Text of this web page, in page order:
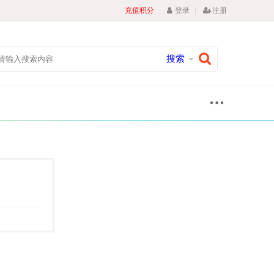
充值积分 登录 | 注册
搜索